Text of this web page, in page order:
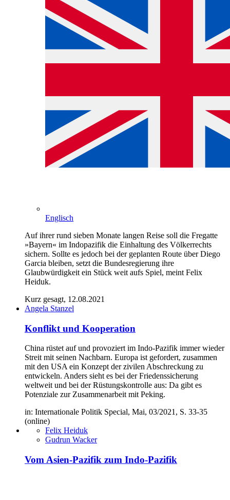
Englisch
Auf ihrer rund sieben Monate langen Reise soll die Fregatte
»Bayern« im Indopazifik die Einhaltung des Völkerrechts
sichern. Sollte es jedoch bei der geplanten Route über Diego
Garcia bleiben, setzt die Bundesregierung ihre
Glaubwürdigkeit ein Stück weit aufs Spiel, meint Felix
Heiduk.
Kurz gesagt, 12.08.2021
Angela Stanzel
Konflikt und Kooperation
China rüstet auf und provoziert im Indo-Pazifik immer wieder
Streit mit seinen Nachbarn. Europa ist gefordert, zusammen
mit den USA ein Konzept der zivilen Abschreckung zu
entwickeln. Anders sieht es bei der Friedenssicherung
weltweit und bei der Rüstungskontrolle aus: Da gibt es
Potenziale zur Zusammenarbeit mit Peking.
in: Internationale Politik Special, Mai, 03/2021, S. 33-35
(online)
Felix Heiduk
Gudrun Wacker
Vom Asien-Pazifik zum Indo‑Pazifik